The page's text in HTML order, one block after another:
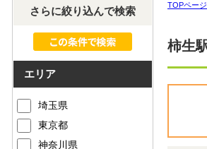
TOPページ
柿生
さらに絞り込んで検索
エリア
埼玉県
東京都
神奈川県